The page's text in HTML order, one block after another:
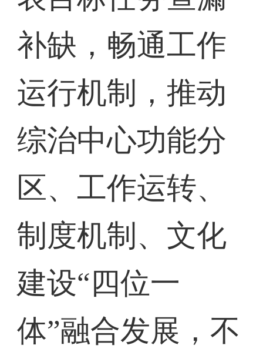
补缺，畅通工作
运行机制，推动
综治中心功能分
区、工作运转、
制度机制、文化
建设“四位一
体”融合发展，不